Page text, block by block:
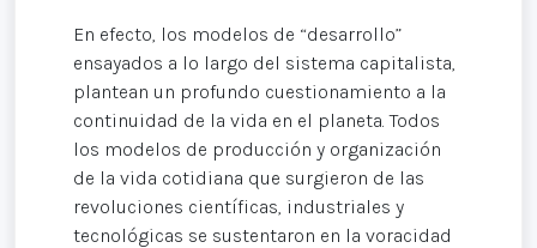
En efecto, los modelos de “desarrollo”
ensayados a lo largo del sistema capitalista,
plantean un profundo cuestionamiento a la
continuidad de la vida en el planeta. Todos
los modelos de producción y organización
de la vida cotidiana que surgieron de las
revoluciones científicas, industriales y
tecnológicas se sustentaron en la voracidad